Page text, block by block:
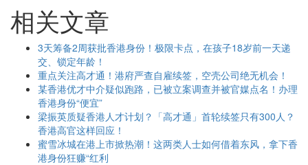
相关文章
3天筹备2周获批香港身份！极限卡点，在孩子18岁前一天递
交、锁定年龄！
重点关注高才通！港府严查自雇续签，空壳公司绝无机会！
某香港优才中介疑似跑路，已被立案调查并被官媒点名！办理
香港身份“便宜”
梁振英质疑香港人才计划？「高才通」首轮续签只有300人？
香港高官这样回应！
蜜雪冰城在港上市掀热潮！这两类人士如何借着东风，拿下香
港身份狂赚“红利